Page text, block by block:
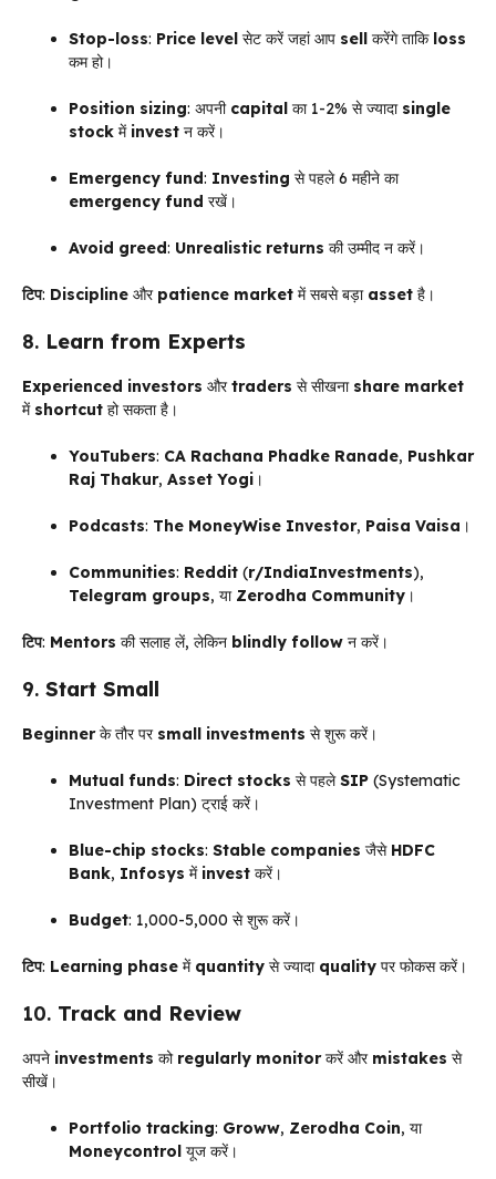
Stop-loss: Price level सेट करें जहां आप sell करेंगे ताकि loss
कम हो।
Position sizing: अपनी capital का 1-2% से ज्यादा single
stock में invest न करें।
Emergency fund: Investing से पहले 6 महीने का
emergency fund रखें।
Avoid greed: Unrealistic returns की उम्मीद न करें।
टिप: Discipline और patience market में सबसे बड़ा asset है।
8. Learn from Experts
Experienced investors औरtraders से सीखना share market
में shortcut हो सकता है।
YouTubers: CA Rachana Phadke Ranade, Pushkar
Raj Thakur, Asset Yogi ।
Podcasts: The MoneyWise Investor, Paisa Vaisa ।
Communities: Reddit (r/IndiaInvestments),
Telegram groups, या Zerodha Community ।
टिप: Mentors की सलाह लें, लेकिन blindly follow न करें।
9. Start Small
Beginnerके तौर पर small investments से शुरू करें।
Mutual funds: Direct stocks से पहलेSIP (Systematic
Investment Plan) ट्राई करें।
Blue-chip stocks: Stable companies जैसे HDFC
Bank, Infosys में invest करें।
Budget: ₹1,000-₹5,000 से शुरू करें।
टिप: Learning phase में quantity से ज्यादा quality पर फोकस करें।
10. Track and Review
अपने investments को regularly monitorकरें और mistakes से
सीखें।
Portfolio tracking: Groww, Zerodha Coin, या
Moneycontrol यूज करें।